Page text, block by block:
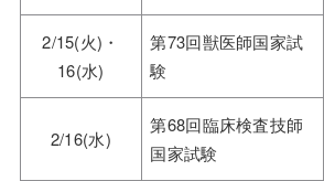
2/15(火)・
16(水)
第73回獣医師国家試
験
2/16(水)
第68回臨床検査技師
国家試験